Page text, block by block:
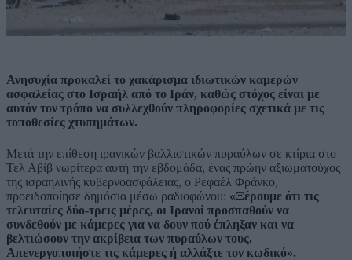
Ανησυχία προκαλεί το χακάρισμα ιδιωτικών καμερών
ασφαλείας στο Ισραήλ από το Ιράν, καθώς στόχος είναι με
αυτόν τον τρόπο να συλλεχθούν πληροφορίες σχετικά με τις
τοποθεσίες χτυπημάτων.
Μετά την επίθεση ιρανικών βαλλιστικών πυραύλων σε κτίρια στο
Τελ Αβίβ νωρίτερα αυτή την εβδομάδα, ένας πρώην αξιωματούχος
της ισραηλινής κυβερνοασφάλειας, o Ρεφαέλ Φράνκο,
προειδοποίησε δημόσια μέσω ραδιοφώνου: «Ξέρουμε ότι τις
τελευταίες δύο-τρεις μέρες, οι Ιρανοί προσπαθούν να
συνδεθούν με κάμερες για να δουν πού έπληξαν και να
βελτιώσουν την ακρίβεια των πυραύλων τους.
Απενεργοποιήστε τις κάμερες ή αλλάξτε τον κωδικό».